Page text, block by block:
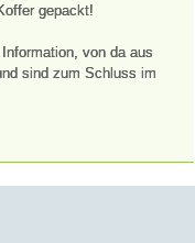
gepackt!
von da aus
sind zum Schluss im